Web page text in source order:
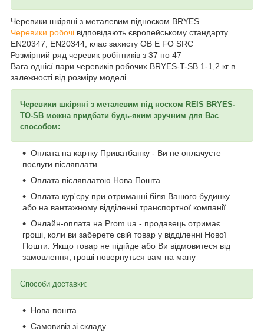
Черевики шкіряні з металевим підноском BRYES
Черевики робочі відповідають європейському стандарту
EN20347, EN20344, клас захисту OB E FO SRC
Розмірний ряд черевик робітників з 37 по 47
Вага однієї пари черевиків робочих BRYES-T-SB 1-1,2 кг в
залежності від розміру моделі
Черевики шкіряні з металевим під носком REIS BRYES-
TO-SB можна придбати будь-яким зручним для Вас
способом:
Оплата на картку Приватбанку - Ви не оплачуєте
послуги післяплати
Оплата післяплатою Нова Пошта
Оплата кур'єру при отриманні біля Вашого будинку
або на вантажному відділенні транспортної компанії
Онлайн-оплата на Prom.ua - продавець отримає
гроші, коли ви заберете свій товар у відділенні Нової
Пошти. Якщо товар не підійде або Ви відмовитеся від
замовлення, гроші повернуться вам на мапу
Способи доставки:
Нова пошта
Самовивіз зі складу